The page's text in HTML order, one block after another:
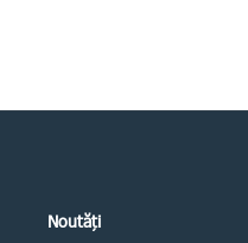
Noutăți